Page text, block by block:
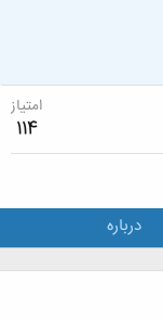
امتیاز
114
درباره